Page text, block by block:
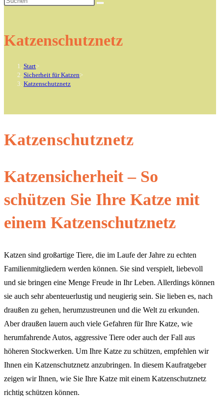
umschalten
Katzenschutznetz
Start>
Sicherheit für Katzen>
Katzenschutznetz
Katzenschutznetz
Katzensicherheit – So
schützen Sie Ihre Katze mit
einem Katzenschutznetz
Katzen sind großartige Tiere, die im Laufe der Jahre zu echten
Familienmitgliedern werden können. Sie sind verspielt, liebevoll
und sie bringen eine Menge Freude in Ihr Leben. Allerdings können
sie auch sehr abenteuerlustig und neugierig sein. Sie lieben es, nach
draußen zu gehen, herumzustreunen und die Welt zu erkunden.
Aber draußen lauern auch viele Gefahren für Ihre Katze, wie
herumfahrende Autos, aggressive Tiere oder auch der Fall aus
höheren Stockwerken. Um Ihre Katze zu schützen, empfehlen wir
Ihnen ein Katzenschutznetz anzubringen. In diesem Kaufratgeber
zeigen wir Ihnen, wie Sie Ihre Katze mit einem Katzenschutznetz
richtig schützen können.